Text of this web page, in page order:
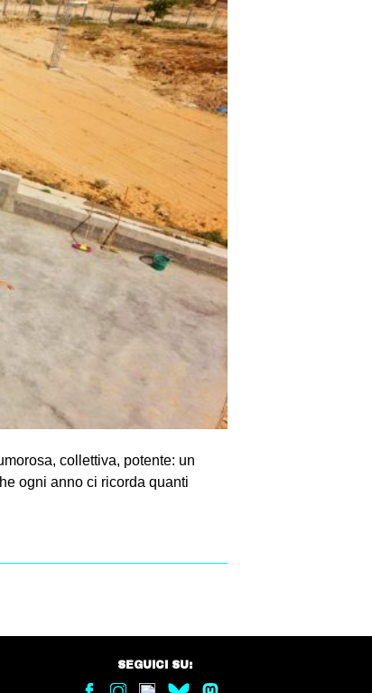
collettiva, potente: un
ogni anno ci ricorda quanti
SEGUICI SU: